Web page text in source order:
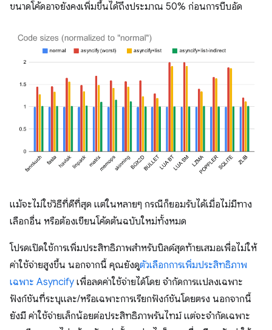
ขนาดโค้ดอาจยังคงเพิ่มขึ้นได้ถึงประมาณ 50% ก่อนการบีบอัด
แม้จะไม่ใช่วิธีที่ดีที่สุด แต่ในหลายๆ กรณีก็ยอมรับได้เมื่อไม่มีทาง
เลือกอื่น หรือต้องเขียนโค้ดต้นฉบับใหม่ทั้งหมด
โปรดเปิดใช้การเพิ่มประสิทธิภาพสําหรับบิลด์สุดท้ายเสมอเพื่อไม่ให้
ค่าใช้จ่ายสูงขึ้น นอกจากนี้ คุณยังดูตัวเลือกการเพิ่มประสิทธิภาพ
เฉพาะ Asyncify เพื่อลดค่าใช้จ่ายได้โดย จำกัดการแปลงเฉพาะ
ฟังก์ชันที่ระบุและ/หรือเฉพาะการเรียกฟังก์ชันโดยตรง นอกจากนี้
ยังมี ค่าใช้จ่ายเล็กน้อยต่อประสิทธิภาพรันไทม์ แต่จะจำกัดเฉพาะ